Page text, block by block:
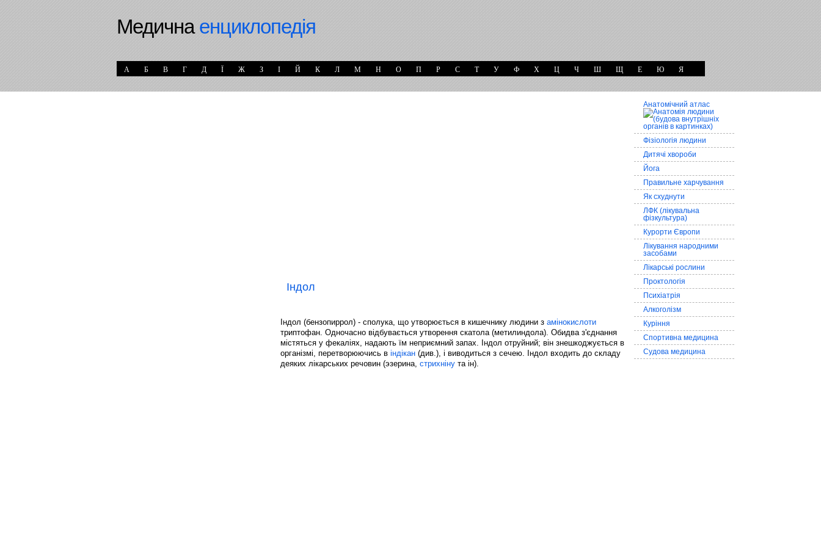
Медичнаенциклопедія
А Б В Г Д Ї Ж З І Й К Л М Н О П Р С Т У Ф Х Ц Ч Ш Щ Е Ю Я
Індол
Індол (бензопиррол) - сполука, що утворюється в кишечнику людини з амінокислоти
триптофан. Одночасно відбувається утворення скатола (метилиндола). Обидва з'єднання
містяться у фекаліях, надають їм неприємний запах. Індол отруйний; він знешкоджується в
організмі, перетворюючись в індікан (див.), і виводиться з сечею. Індол входить до складу
деяких лікарських речовин (эзерина, стрихніну та ін).
Анатомічний атлас
Фізіологія людини
Дитячі хвороби
Йога
Правильне харчування
Як схуднути
ЛФК (лікувальна
фізкультура)
Курорти Європи
Лікування народними
засобами
Лікарські рослини
Проктологія
Психіатрія
Алкоголізм
Куріння
Спортивна медицина
Судова медицина